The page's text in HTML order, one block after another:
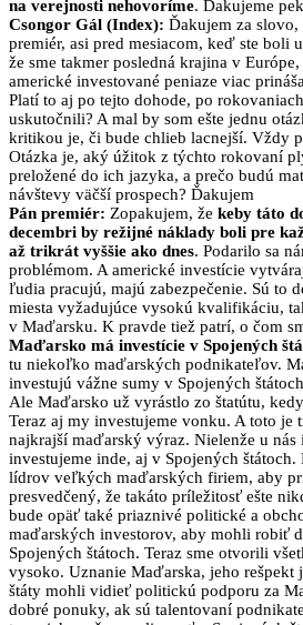
na verejnosti nehovoríme. Ďakujeme
Csongor Gál (Index): Ďakujem za slovo,
premiér, asi pred mesiacom, keď ste boli
že sme takmer posledná krajina v
americké investované peniaze viac
Platí to aj po tejto dohode, po
uskutočnili? A mal by som ešte jednu
kritikou je, či bude chlieb lacnejší. Vždy
Otázka je, aký úžitok z týchto rokovaní
preložené do ich jazyka, a prečo budú
návštevy väčší prospech? Ďakujem
Pán premiér: Zopakujem, že keby táto
decembri by režijné náklady boli pre
až trikrát vyššie ako dnes. Podarilo sa
problémom. A americké investície
ľudia pracujú, majú zabezpečenie. Sú to
miesta vyžadujúce vysokú kvalifikáciu,
v Maďarsku. K pravde tiež patrí, o čom
Maďarsko má investície v Spojených
tu niekoľko maďarských podnikateľov.
investujú vážne sumy v Spojených
Ale Maďarsko už vyrástlo zo štatútu,
Teraz aj my investujeme vonku. A toto je
najkrajší maďarský výraz. Nielenže u nás
investujeme inde, aj v Spojených štátoch.
lídrov veľkých maďarských firiem, aby
presvedčený, že takáto príležitosť ešte
bude opäť také priaznivé politické a
maďarských investorov, aby mohli robiť
Spojených štátoch. Teraz sme otvorili
vysoko. Uznanie Maďarska, jeho rešpekt
štáty mohli vidieť politickú podporu za
dobré ponuky, ak sú talentovaní